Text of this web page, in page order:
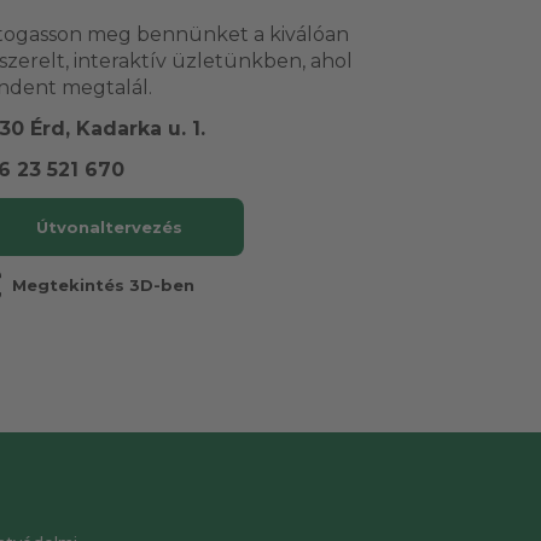
meg bennünket a kiválóan
interaktív üzletünkben, ahol
megtalál.
Érd, Kadarka u. 1.
23 521 670
Útvonaltervezés
Megtekintés 3D-ben